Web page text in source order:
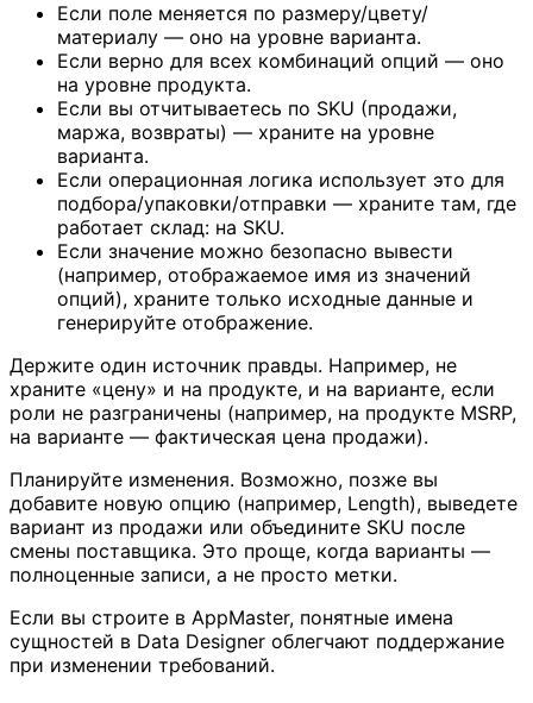
Если поле меняется по размеру/цвету/
материалу — оно на уровне варианта.
Если верно для всех комбинаций опций — оно
на уровне продукта.
Если вы отчитываетесь по SKU (продажи,
маржа, возвраты) — храните на уровне
варианта.
Если операционная логика использует это для
подбора/упаковки/отправки — храните там, где
работает склад: на SKU.
Если значение можно безопасно вывести
(например, отображаемое имя из значений
опций), храните только исходные данные и
генерируйте отображение.
Держите один источник правды. Например, не
храните «цену» и на продукте, и на варианте, если
роли не разграничены (например, на продукте MSRP,
на варианте — фактическая цена продажи).
Планируйте изменения. Возможно, позже вы
добавите новую опцию (например, Length), выведете
вариант из продажи или объедините SKU после
смены поставщика. Это проще, когда варианты —
полноценные записи, а не просто метки.
Если вы строите в AppMaster, понятные имена
сущностей в Data Designer облегчают поддержание
при изменении требований.